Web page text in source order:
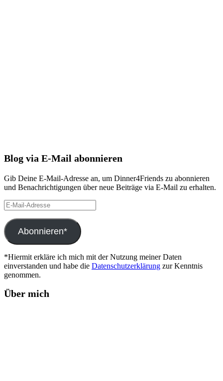
Blog via E-Mail abonnieren
Gib Deine E-Mail-Adresse an, um Dinner4Friends zu abonnieren
und Benachrichtigungen über neue Beiträge via E-Mail zu erhalten.
E-
Mail-
Adresse
Abonnieren*
*Hiermit erkläre ich mich mit der Nutzung meiner Daten
einverstanden und habe die Datenschutzerklärung zur Kenntnis
genommen.
Über mich